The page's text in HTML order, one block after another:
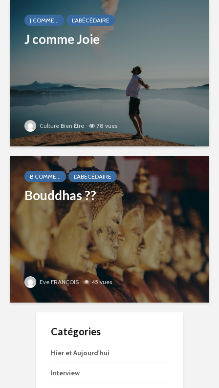
J COMME... L'ABÉCÉDAIRE
J comme Joie
Culture Bien Être 78 vues
B COMME... L'ABÉCÉDAIRE
Bouddhas ??
Eve FRANÇOIS 45 vues
Catégories
Hier et Aujourd'hui
Interview